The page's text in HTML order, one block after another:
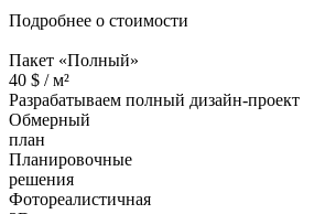
Подробнее о стоимости
Пакет «Полный»
40 $ /м²
Разрабатываем полный дизайн-проект
Обмерный
план
Планировочные
решения
Фотореалистичная